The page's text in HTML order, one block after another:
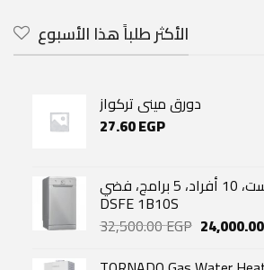
الأكثر طلباً هذا الأسبوع
دورق مينى تركواز
27.60EGP
غسالة أطباق انديست، 10 أفراد، 5 برامج، فضي-
DSFE 1B10S
32,500.00EGP Original
was:
24,000.00